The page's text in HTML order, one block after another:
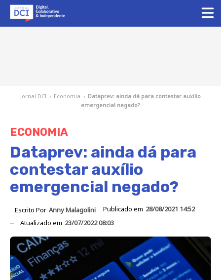
Jornal DCI › Economia › Dataprev: ainda dá para contestar auxílio
emergencial negado?
ECONOMIA
Dataprev: ainda dá para
contestar auxílio
emergencial negado?
Escrito Por Anny Malagolini Publicado em 28/08/2021 14:52
Atualizado em 23/07/2022 08:03